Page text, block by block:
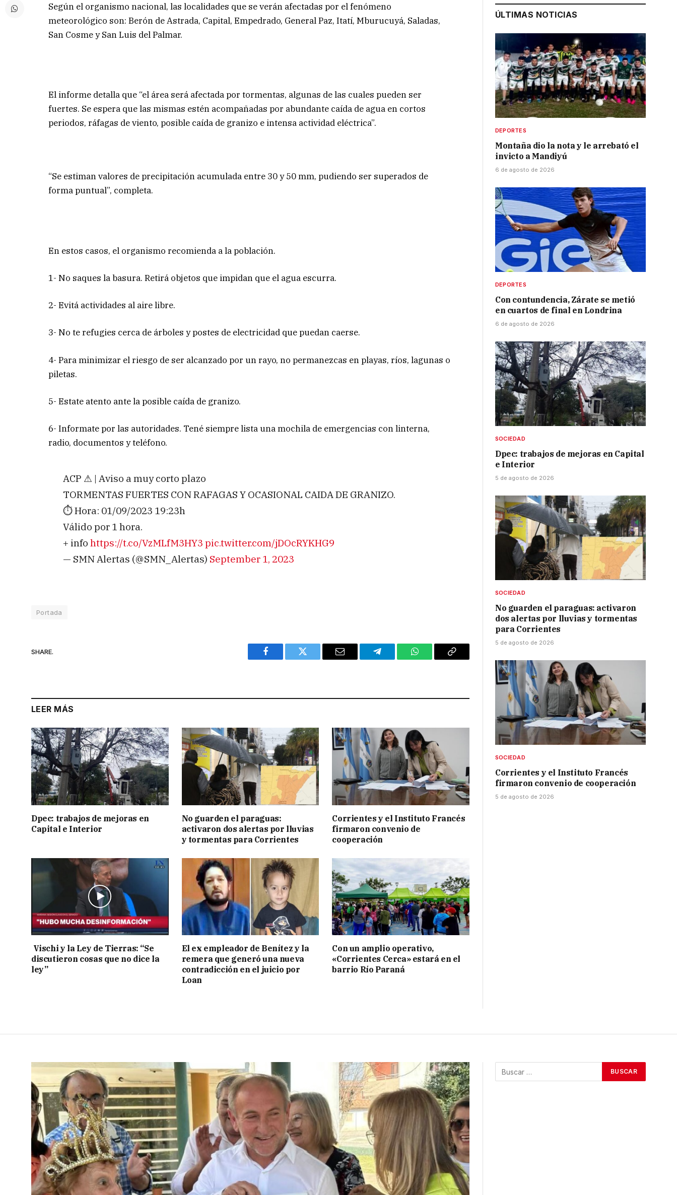
Según el organismo nacional, las localidades que se verán afectadas por el fenómeno
meteorológico son: Berón de Astrada, Capital, Empedrado, General Paz, Itatí, Mburucuyá, Saladas,
San Cosme y San Luis del Palmar.
El informe detalla que “el área será afectada por tormentas, algunas de las cuales pueden ser
fuertes. Se espera que las mismas estén acompañadas por abundante caída de agua en cortos
periodos, ráfagas de viento, posible caída de granizo e intensa actividad eléctrica”.
“Se estiman valores de precipitación acumulada entre 30 y 50 mm, pudiendo ser superados de
forma puntual”, completa.
En estos casos, el organismo recomienda a la población.
1- No saques la basura. Retirá objetos que impidan que el agua escurra.
2- Evitá actividades al aire libre.
3- No te refugies cerca de árboles y postes de electricidad que puedan caerse.
4- Para minimizar el riesgo de ser alcanzado por un rayo, no permanezcas en playas, ríos, lagunas o
piletas.
5- Estate atento ante la posible caída de granizo.
6- Informate por las autoridades. Tené siempre lista una mochila de emergencias con linterna,
radio, documentos y teléfono.
ACP ⚠ | Aviso a muy corto plazo
TORMENTAS FUERTES CON RAFAGAS Y OCASIONAL CAIDA DE GRANIZO.
⏱️ Hora: 01/09/2023 19:23h
Válido por 1 hora.
+ info https://t.co/VzMLfM3HY3 pic.twitter.com/jDOcRYKHG9
— SMN Alertas (@SMN_Alertas) September 1, 2023
Portada
SHARE.
Facebook Twitter Email Telegram WhatsAppCopy
LEER MÁS
Dpec: trabajos de mejoras en
Capital e Interior
No guarden el paraguas:
activaron dos alertas por lluvias
y tormentas para Corrientes
Corrientes y el Instituto Francés
firmaron convenio de
cooperación
Vischi y la Ley de Tierras: “Se
discutieron cosas que no dice la
ley”
El ex empleador de Benítez y la
remera que generó una nueva
contradicción en el juicio por
Loan
Con un amplio operativo,
«Corrientes Cerca» estará en el
barrio Río Paraná
ÚLTIMAS NOTICIAS
DEPORTES
Montaña dio la nota y le arrebató el
invicto a Mandiyú
6 de agosto de 2026
DEPORTES
Con contundencia, Zárate se metió
en cuartos de final en Londrina
6 de agosto de 2026
SOCIEDAD
Dpec: trabajos de mejoras en Capital
e Interior
5 de agosto de 2026
SOCIEDAD
No guarden el paraguas: activaron
dos alertas por lluvias y tormentas
para Corrientes
5 de agosto de 2026
SOCIEDAD
Corrientes y el Instituto Francés
firmaron convenio de cooperación
5 de agosto de 2026